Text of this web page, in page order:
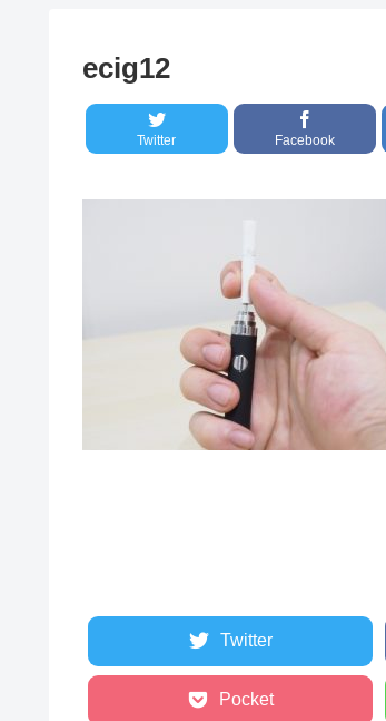
ecig12
Twitter Facebook
Twitter
Pocket